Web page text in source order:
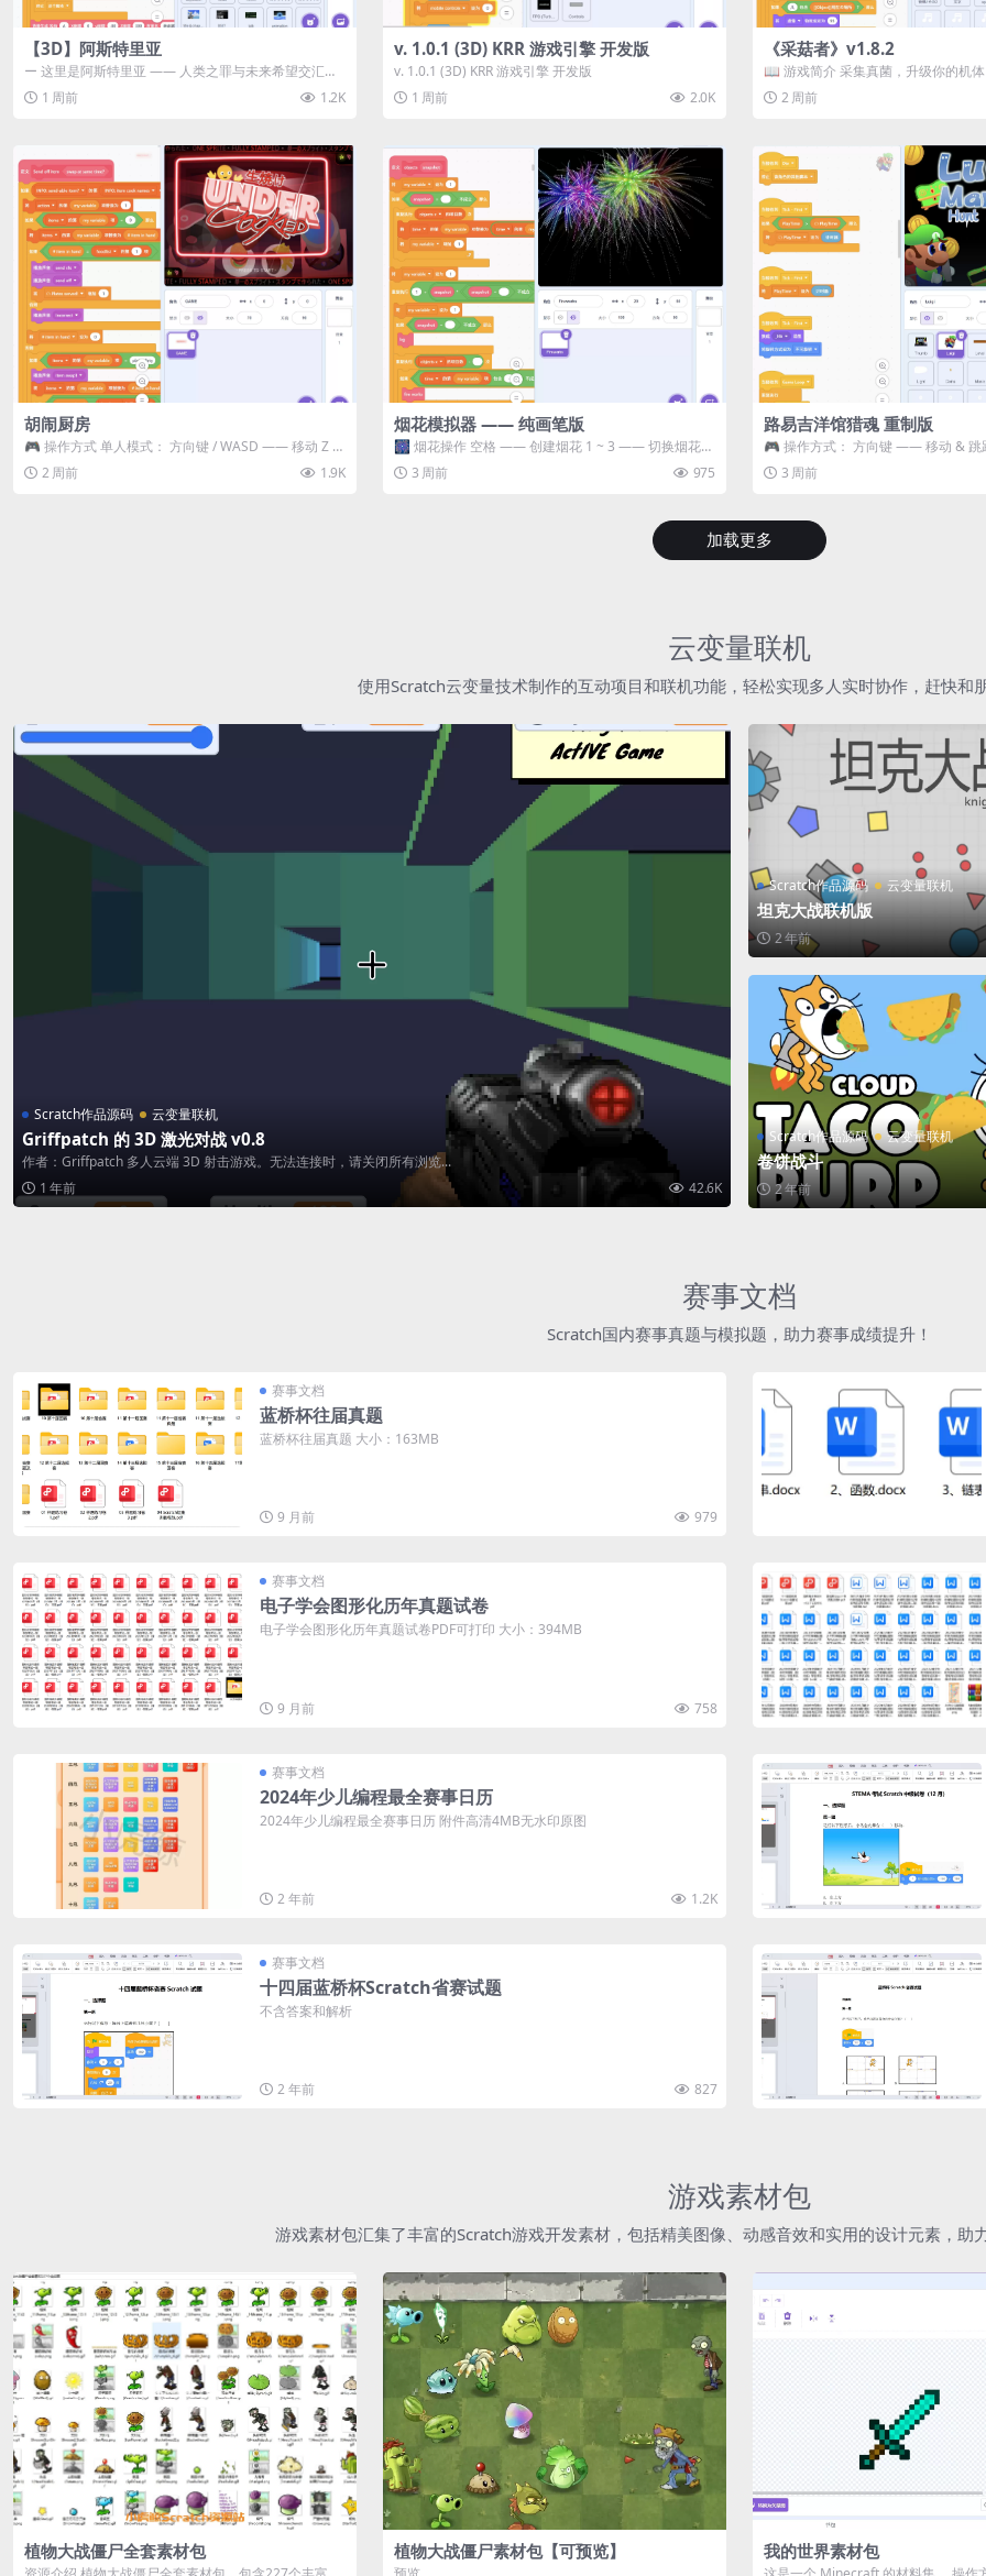
【3D】阿斯特里亚
ー 这里是阿斯特里亚 —— 人类之罪与未来希望交汇之
地 📖 游戏简介 《阿斯特里...
1 周前 1.2K
v. 1.0.1 (3D) KRR 游戏引擎 开发版
v. 1.0.1 (3D) KRR 游戏引擎 开发版
1 周前
2.0K
《采菇者》v1.8.2
📖 游戏简介 采集真菌，升级你的机
域探索。 这是一款静谧的探索冒...
2 周前
胡闹厨房
🎮 操作方式 单人模式： 方向键 / WASD —— 移动 Z /
K —— 抓...
2 周前 1.9K
烟花模拟器 —— 纯画笔版
🎆 烟花操作 空格 —— 创建烟花 1 ~ 3 —— 切换烟花类
型 普通烟花 嘶...
3 周前 975
路易吉洋馆猎魂 重制版
🎮 操作方式： 方向键 —— 移动 &
宝箱 将你...
3 周前
加载更多
云变量联机
使用Scratch云变量技术制作的互动项目和联机功能，轻松实现多人实时协作，赶快和
Scratch作品源码 云变量联机
Griffpatch 的 3D 激光对战 v0.8
作者：Griffpatch 多人云端 3D 射击游戏。无法连接时，请关闭所有浏览...
1 年前
42.6K
Scratch作品源码 云变量联机
坦克大战联机版
2 年前
Scratch作品源码 云变量联机
卷饼战斗
2 年前
赛事文档
Scratch国内赛事真题与模拟题，助力赛事成绩提升！
赛事文档
蓝桥杯往届真题
蓝桥杯往届真题 大小：163MB
9 月前 979
赛事文档
电子学会图形化历年真题试卷
电子学会图形化历年真题试卷PDF可打印 大小：394MB
9 月前 758
赛事文档
2024年少儿编程最全赛事日历
2024年少儿编程最全赛事日历 附件高清4MB无水印原图
2 年前 1.2K
赛事文档
十四届蓝桥杯Scratch省赛试题
不含答案和解析
2 年前 827
游戏素材包
游戏素材包汇集了丰富的Scratch游戏开发素材，包括精美图像、动感音效和实用的设计元素，助
植物大战僵尸全套素材包 植物大战僵尸素材包【可预览】 我的世界素材包